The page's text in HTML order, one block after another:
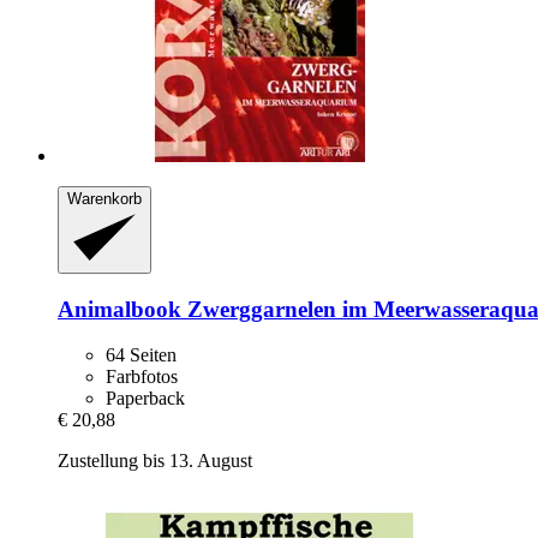
Warenkorb
Animalbook Zwerggarnelen im
64 Seiten
Farbfotos
Paperback
€ 20,88
Zustellung bis 13. August